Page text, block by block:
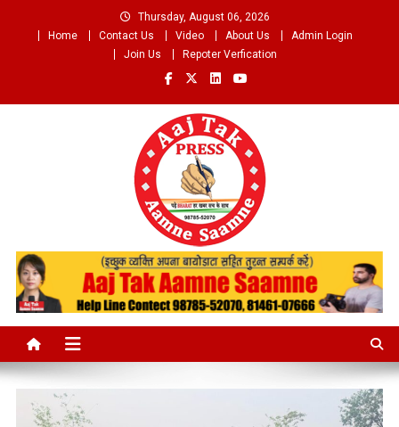
Thursday, August 06, 2026
Home
Contact Us Video About Us
Admin Login
Join Us
Repoter Verfication
Aaj Tak Aamne Saamne.com